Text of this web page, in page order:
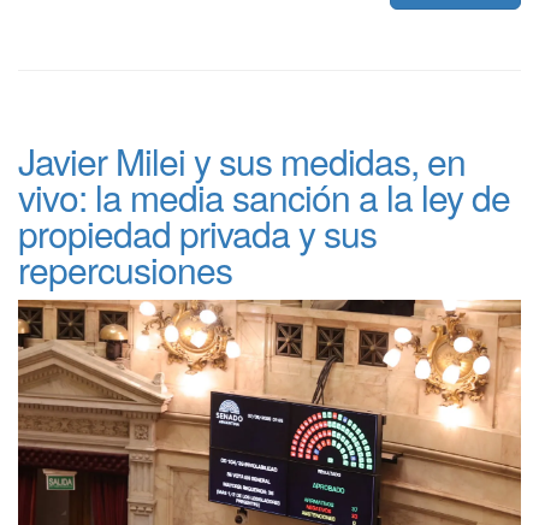
Javier Milei y sus medidas, en
vivo: la media sanción a la ley de
propiedad privada y sus
repercusiones